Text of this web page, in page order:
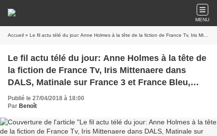
MENU
Accueil » Le fil actu télé du jour: Anne Holmes à la tête de la fiction de France Tv, Iris Mittenaere dans DALS, Matinale sur France 3 et France Bleu, Line Renaud, Aliagas, Chazal, Les anges, Zap, Candice Renoir, Ce week-end à la télé...
Le fil actu télé du jour: Anne Holmes à la tête de
la fiction de France Tv, Iris Mittenaere dans
DALS, Matinale sur France 3 et France Bleu,
Line Renaud, Aliagas, Chazal, Les anges, Zap,
Candice Renoir, Ce week-end à la télé...
Publié le 27/04/2018 à 18:00
Par Benoît